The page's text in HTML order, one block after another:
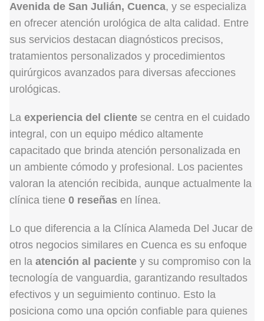
Avenida de San Julián, Cuenca, y se especializa
en ofrecer atención urológica de alta calidad. Entre
sus servicios destacan diagnósticos precisos,
tratamientos personalizados y procedimientos
quirúrgicos avanzados para diversas afecciones
urológicas.
La experiencia del cliente se centra en el cuidado
integral, con un equipo médico altamente
capacitado que brinda atención personalizada en
un ambiente cómodo y profesional. Los pacientes
valoran la atención recibida, aunque actualmente la
clínica tiene 0 reseñas en línea.
Lo que diferencia a la Clínica Alameda Del Jucar de
otros negocios similares en Cuenca es su enfoque
en la atención al paciente y su compromiso con la
tecnología de vanguardia, garantizando resultados
efectivos y un seguimiento continuo. Esto la
posiciona como una opción confiable para quienes